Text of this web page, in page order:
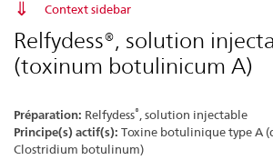
Context sidebar
Relfydess®, solution
(toxinum botulinicum A)
Préparation: Relfydess® , solution injectable
Principe(s) actif(s): Toxine botulinique type A
Clostridium botulinum)